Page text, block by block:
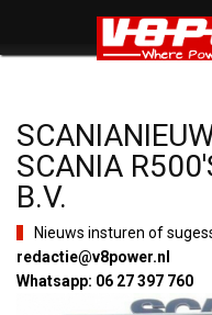
SCANIA
B.V.
Nieuws insturen of
redactie@v8power.nl
Whatsapp: 06 27 397 760